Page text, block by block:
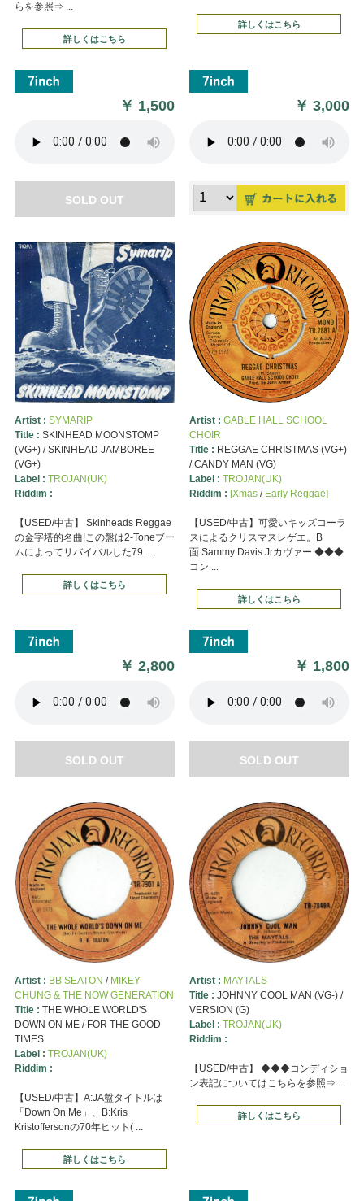
らを参照⇒ ...
詳しくはこちら
￥ 1,500
SOLD OUT
詳しくはこちら
￥3,000
Artist : SYMARIP
Title : SKINHEAD MOONSTOMP
(VG+) / SKINHEAD JAMBOREE
(VG+)
Label : TROJAN(UK)
Riddim :
【USED/中古】 Skinheads Reggae
の金字塔的名曲!この盤は2-Toneブー
ムによってリバイバルした79 ...
詳しくはこちら
￥2,800
SOLD OUT
Artist : GABLE HALL SCHOOL
CHOIR
Title : REGGAE CHRISTMAS (VG+)
/ CANDY MAN (VG)
Label : TROJAN(UK)
Riddim : [Xmas/ Early Reggae]
【USED/中古】可愛いキッズコーラ
スによるクリスマスレゲエ。B
面:Sammy Davis Jrカヴァー ◆◆◆
コン ...
詳しくはこちら
￥ 1,800
SOLD OUT
Artist : BB SEATON / MIKEY
CHUNG & THE NOW GENERATION
Title : THE WHOLE WORLD'S
DOWN ON ME / FOR THE GOOD
TIMES
Label : TROJAN(UK)
Riddim :
【USED/中古】A:JA盤タイトルは
「Down On Me」、B:Kris
Kristoffersonの70年ヒット( ...
詳しくはこちら
Artist : MAYTALS
Title : JOHNNY COOL MAN (VG-) /
VERSION (G)
Label : TROJAN(UK)
Riddim :
【USED/中古】 ◆◆◆コンディショ
ン表記についてはこちらを参照⇒ ...
詳しくはこちら